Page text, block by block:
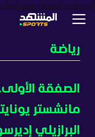
أخبار برامجالمشهد سبورتس
رياضة
الصفقة
مانشستر
البرازيلي